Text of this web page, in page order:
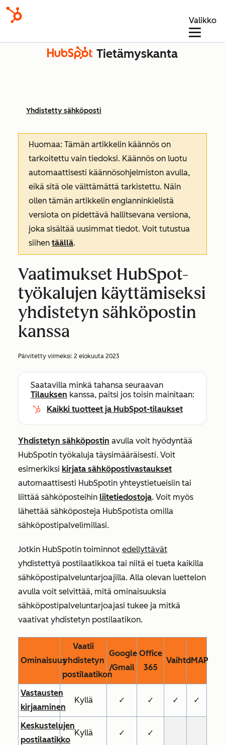
Valikko
Tietämyskanta
Yhdistetty sähköposti
Huomaa: Tämän artikkelin käännös on
tarkoitettu vain tiedoksi. Käännös on luotu
automaattisesti käännösohjelmiston avulla,
eikä sitä ole välttämättä tarkistettu. Näin
ollen tämän artikkelin englanninkielistä
versiota on pidettävä hallitsevana versiona,
joka sisältää uusimmat tiedot. Voit tutustua
siihen täällä.
Vaatimukset HubSpot-
työkalujen käyttämiseksi
yhdistetyn sähköpostin
kanssa
Päivitetty viimeksi: 2 elokuuta 2023
Saatavilla minkä tahansa seuraavan
Tilauksen kanssa, paitsi jos toisin mainitaan:
Kaikki tuotteet ja HubSpot-tilaukset
Yhdistetyn sähköpostin avulla voit hyödyntää
HubSpotin työkaluja täysimääräisesti. Voit
esimerkiksi kirjata sähköpostivastaukset
automaattisesti HubSpotin yhteystietueisiin tai
liittää sähköposteihin liitetiedostoja. Voit myös
lähettää sähköposteja HubSpotista omilla
sähköpostipalvelimillasi.
Jotkin HubSpotin toiminnot edellyttävät
yhdistettyä postilaatikkoa tai niitä ei tueta kaikilla
sähköpostipalveluntarjoajilla. Alla olevan luettelon
avulla voit selvittää, mitä ominaisuuksia
sähköpostipalveluntarjoajasi tukee ja mitkä
vaativat yhdistetyn postilaatikon.
Ominaisuus
Vaatii
yhdistetyn
postilaatikon
Google
/Gmail
Office
365
VaihtoIMAP
Vastausten
kirjaaminen
Kyllä ✓ ✓ ✓ ✓
Keskustelujen
postilaatikko
Kyllä ✓ ✓